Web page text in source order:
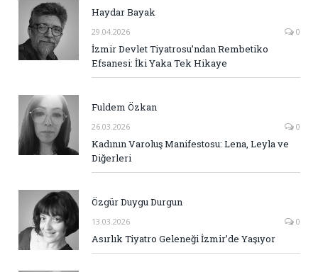
Haydar Bayak
29.04.2026 0
İzmir Devlet Tiyatrosu’ndan Rembetiko
Efsanesi: İki Yaka Tek Hikaye
Fuldem Özkan
26.03.2026 0
Kadının Varoluş Manifestosu: Lena, Leyla ve
Diğerleri
Özgür Duygu Durgun
13.03.2026 0
Asırlık Tiyatro Geleneği İzmir’de Yaşıyor